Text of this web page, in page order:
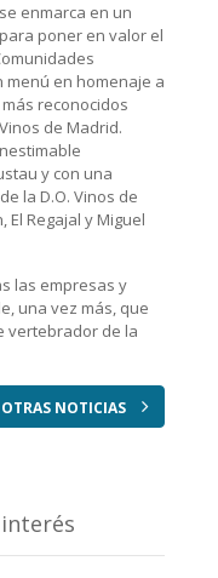
enmarca en un
poner en valor el
menú en homenaje a
reconocidos
de Madrid.
y con una
la D.O. Vinos de
El Regajal y Miguel
las empresas y
una vez más, que
vertebrador de la
NOTICIAS